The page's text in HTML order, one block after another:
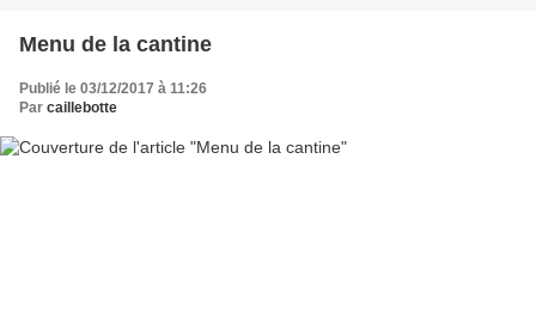
Menu de la cantine
Publié le 03/12/2017 à 11:26
Par caillebotte